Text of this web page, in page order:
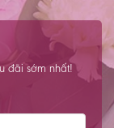
đãi sớm nhất!